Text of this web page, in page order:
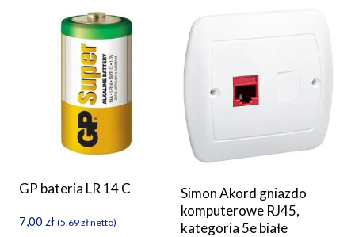
GP bateria LR 14 C
7,00 zł (5,69złnetto)
Simon Akord gniazdo
komputerowe RJ45,
kategoria 5e białe